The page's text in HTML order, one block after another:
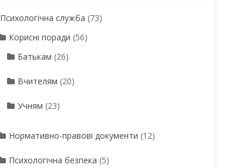
Психологічна служба (73)
Корисні поради (56)
Батькам (26)
Вчителям (20)
Учням (23)
Нормативно-правові документи (12)
Психологічна безпека (5)